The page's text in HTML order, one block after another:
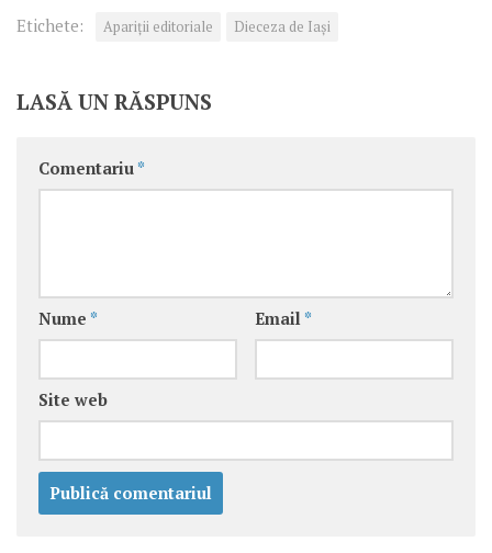
Etichete: Apariţii editoriale Dieceza de Iași
LASĂ UN RĂSPUNS
Comentariu *
Nume * Email *
Site web